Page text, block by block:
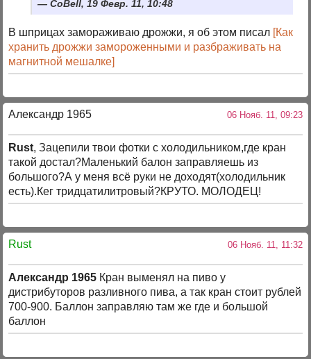
CoBell, 19 Февр. 11, 10:48
В шприцах замораживаю дрожжи, я об этом писал [Как
хранить дрожжи замороженными и разбраживать на
магнитной мешалке]
Александр 1965 06 Нояб. 11, 09:23
Rust, Зацепили твои фотки с холодильником,где кран
такой достал?Маленький балон заправляешь из
большого?А у меня всё руки не доходят(холодильник
есть).Кег тридцатилитровый?КРУТО. МОЛОДЕЦ!
Rust 06 Нояб. 11, 11:32
Александр 1965 Кран выменял на пиво у
дистрибуторов разливного пива, а так кран стоит рублей
700-900. Баллон заправляю там же где и большой
баллон